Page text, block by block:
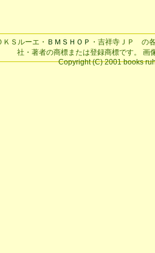
ＫＳルーエ・ ＢＭＳＨＯＰ ・吉祥寺ＪＰ の
社・著者の商標または登録商標です。 画
Copyright (C) 2001 books